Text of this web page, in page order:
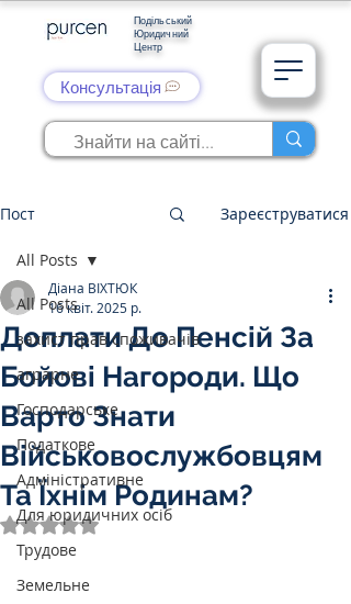
Подільський
Юридичний
Центр
Консультація
Пост Зареєструватися
All Posts
захист прав споживачів
аграрне
Господарське
Податкове
Адміністративне
Для юридичних осіб
Трудове
Земельне
All Posts
Доплати До Пенсій За
Бойові Нагороди. Що
Варто Знати
Військовослужбовцям
Та Їхнім Родинам?
Діана ВІХТЮК
16 квіт. 2025 р.
Оцінка: NaN з 5 зірок.